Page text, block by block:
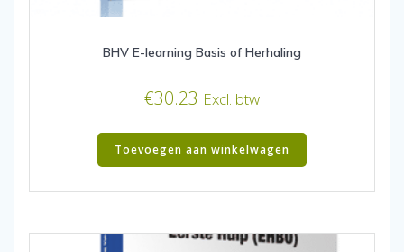
BHV E-learning Basis of Herhaling
€30.23 Excl. btw
Toevoegen aan winkelwagen